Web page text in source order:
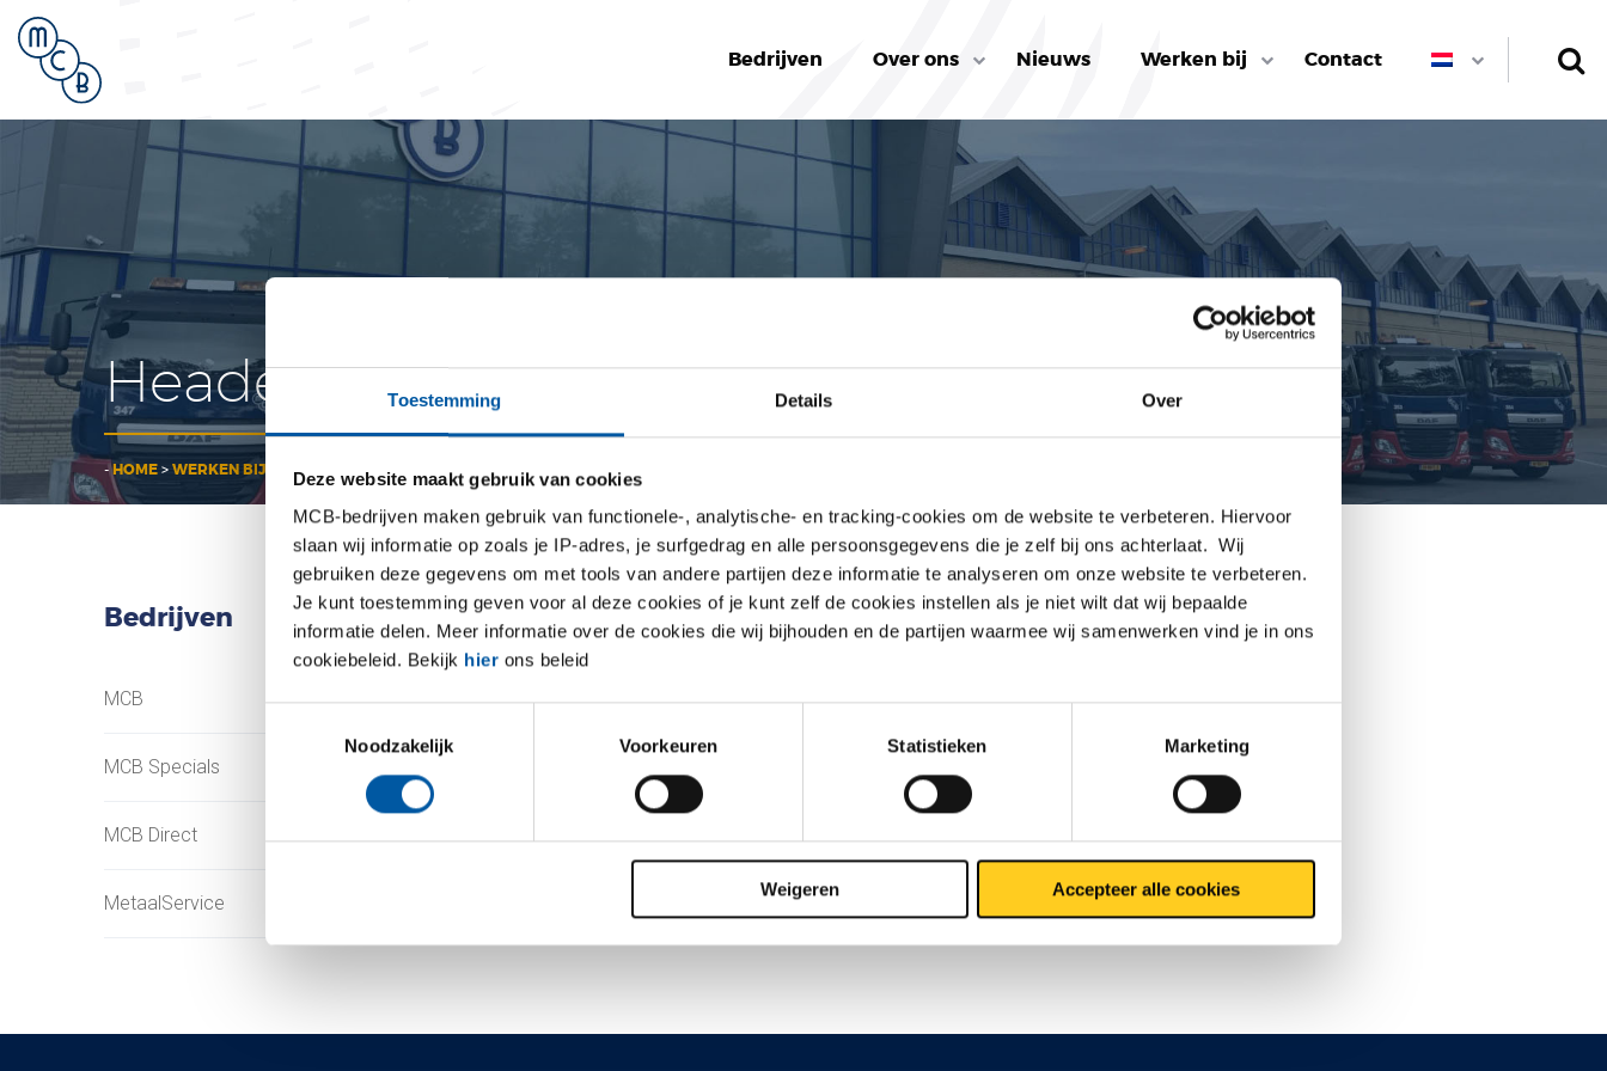
Toestemming Details Over
Deze website maakt gebruik van cookies
MCB-bedrijven maken gebruik van functionele-, analytische- en tracking-cookies om de website te verbeteren. Hiervoor
slaan wij informatie op zoals je IP-adres, je surfgedrag en alle persoonsgegevens die je zelf bij ons achterlaat. Wij
gebruiken deze gegevens om met tools van andere partijen deze informatie te analyseren om onze website te verbeteren.
Je kunt toestemming geven voor al deze cookies of je kunt zelf de cookies instellen als je niet wilt dat wij bepaalde
informatie delen. Meer informatie over de cookies die wij bijhouden en de partijen waarmee wij samenwerken vind je in ons
cookiebeleid. Bekijk hier ons beleid
Noodzakelijk
Voorkeuren Statistieken Marketing
Weigeren Accepteer alle cookies
Bedrijven Over ons Nieuws Werken bij Contact
HeaderTestas2
-HOME > WERKEN BIJ TESTAS HEADER TESTAS2
Bedrijven
MCB
MCB Specials
MCB Direct
MetaalService
Testas
SAEY
Contact opnemen?